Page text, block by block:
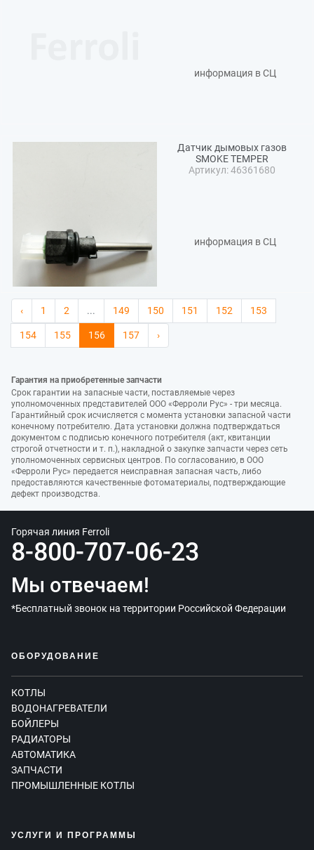
информация в СЦ
Датчик дымовых газов
SMOKE TEMPER
Артикул: 46361680
информация в СЦ
‹ 1 2 ... 149 150 151 152 153
154 155 156 157 ›
Гарантия на приобретенные запчасти
Срок гарантии на запасные части, поставляемые через
уполномоченных представителей ООО «Ферроли Рус» - три месяца.
Гарантийный срок исчисляется с момента установки запасной части
конечному потребителю. Дата установки должна подтверждаться
документом с подписью конечного потребителя (акт, квитанции
строгой отчетности и т. п.), накладной о закупке запчасти через сеть
уполномоченных сервисных центров. По согласованию, в ООО
«Ферроли Рус» передается неисправная запасная часть, либо
предоставляются качественные фотоматериалы, подтверждающие
дефект производства.
Горячая линия Ferroli
8-800-707-06-23
Мы отвечаем!
*Бесплатный звонок на территории Российской Федерации
ОБОРУДОВАНИЕ
КОТЛЫ
ВОДОНАГРЕВАТЕЛИ
БОЙЛЕРЫ
РАДИАТОРЫ
АВТОМАТИКА
ЗАПЧАСТИ
ПРОМЫШЛЕННЫЕ КОТЛЫ
УСЛУГИ И ПРОГРАММЫ